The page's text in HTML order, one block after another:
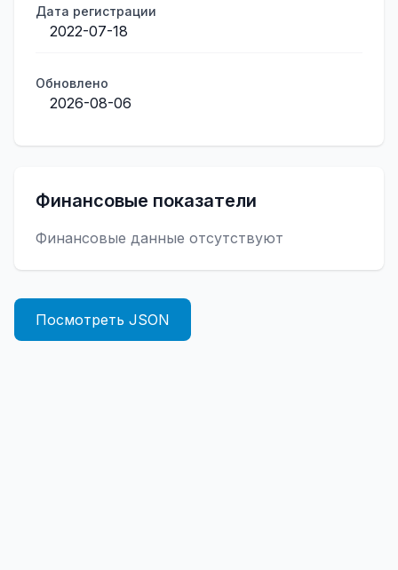
Дата регистрации
2022-07-18
Обновлено
2026-08-06
Финансовые показатели
Финансовые данные отсутствуют
Посмотреть JSON